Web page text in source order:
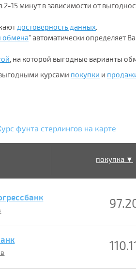
2-15 минут в зависимости от
достоверность данных.
обмена" автоматически определяет
, на которой выгодные варианты
курсами покупки и
фунта стерлингов на карте
покупка ▼